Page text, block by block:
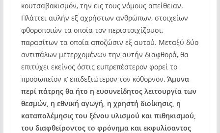
κουτσαβακισμόν, την εις τους νόμους απείθειαν.
Πλάττει αυλήν εξ αχρήστων ανθρώπων, στοιχείων
φθοροποιών τα οποία τον περιστοιχίζουσι,
παρασίτων τα οποία αποζώσιν εξ αυτού. Μεταξύ δύο
αντιπάλων μετερχομένων την αυτήν διαφθορά, θα
επιτύχει εκείνος όστις ευπρεπέστερον φορεί το
προσωπείον κ’ επιδεξιώτερον τον κόθορνον. Άμυνα
περί πάτρης θα ήτο η ευσυνείδητος λειτουργία των
θεσμών, η εθνική αγωγή, η χρηστή διοίκησις, η
καταπολέμησις του ξένου υλισμού και πιθηκισμού,
του διαφθείροντος το φρόνημα και εκφυλίσαντος